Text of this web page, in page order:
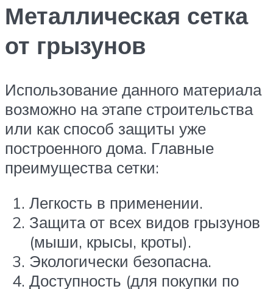
Металлическая сетка
от грызунов
Использование данного материала
возможно на этапе строительства
или как способ защиты уже
построенного дома. Главные
преимущества сетки:
Легкость в применении.
Защита от всех видов грызунов
(мыши, крысы, кроты).
Экологически безопасна.
Доступность (для покупки по